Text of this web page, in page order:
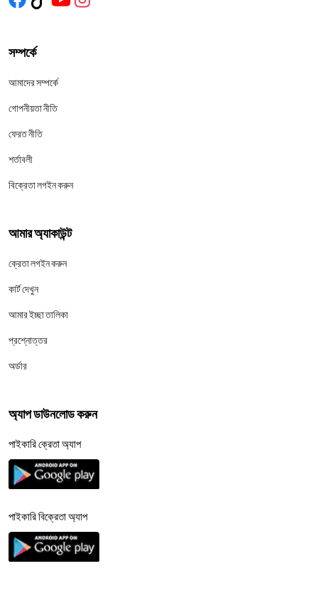
সম্পর্কে
আমাদের সম্পর্কে
গোপনীয়তা নীতি
ফেরত নীতি
শর্তাবলী
বিক্রেতা লগইন করুন
আমার অ্যাকাউন্ট
ক্রেতা লগইন করুন
কার্ট দেখুন
আমার ইচ্ছা তালিকা
প্রশ্নোত্তর
অর্ডার
অ্যাপ ডাউনলোড করুন
পাইকারি ক্রেতা অ্যাপ
পাইকারি বিক্রেতা অ্যাপ